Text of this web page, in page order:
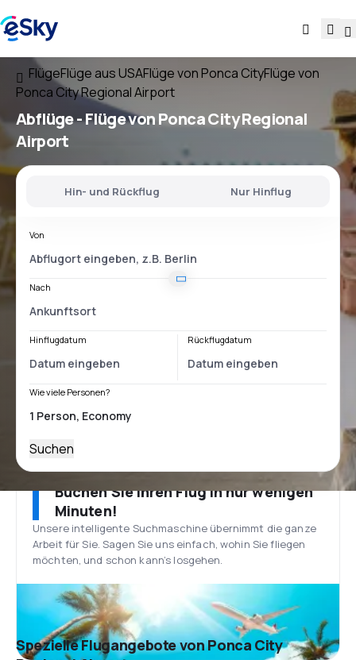
FlügeFlüge aus USAFlüge von Ponca CityFlüge von
Ponca City Regional Airport
Abflüge - Flüge vonPonca City Regional
Airport
Hin- und Rückflug Nur Hinflug
Von
Nach
Hinflugdatum Rückflugdatum
Wie viele Personen?
Suchen
Buchen Sie Ihren Flug in nur wenigen
Minuten!
Unsere intelligente Suchmaschine übernimmt die ganze
Arbeit für Sie. Sagen Sie uns einfach, wohin Sie fliegen
möchten, und schon kann’s losgehen.
Spezielle Flugangebote von Ponca City